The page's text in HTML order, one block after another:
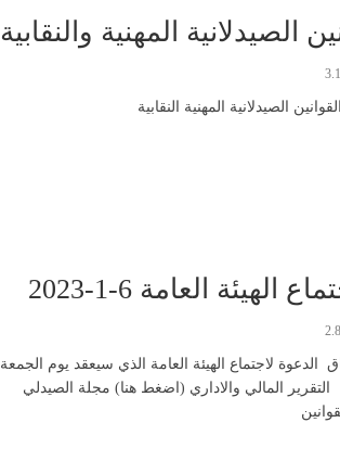
الصيدلانية المهنية والنقابية
الصيدلانية المهنية النقابية
الهيئة العامة 6-1-2023
الدعوة لاجتماع الهيئة العامة الذي سيعقد يوم الجمعة
6/1/2023 التقرير المالي والاداري (اضغط هنا) مجلة الصيدلي